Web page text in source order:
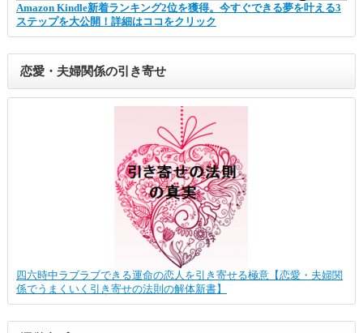
Amazon Kindle新着ランキング2位を獲得。今すぐできる夢を叶える3
ステップを大公開！詳細はココをクリック
恋愛・夫婦関係の引き寄せ
四六時中ラブラブできる運命の恋人を引き寄せる極意【恋愛・夫婦関
係でうまくいく引き寄せの法則の解体新書】